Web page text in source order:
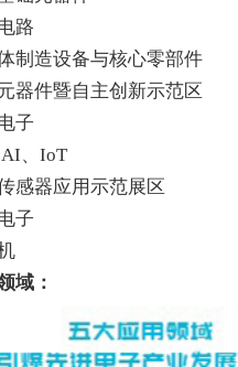
路
造设备与核心零部件
件暨自主创新示范区
子
、IoT
器应用示范展区
子
：